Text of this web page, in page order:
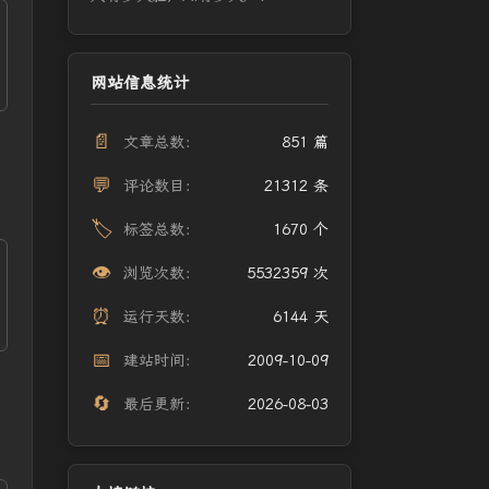
网站信息统计
📄 文章总数： 851 篇
💬 评论数目： 21312 条
🏷️ 标签总数： 1670 个
👁️ 浏览次数： 5532359 次
⏰ 运行天数： 6144 天
📅 建站时间： 2009-10-09
🔄 最后更新： 2026-08-03